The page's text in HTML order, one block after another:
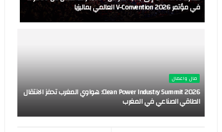
في مؤتمر V-Convention 2026 العالمي بماليزيا
مال واعمال
Clean Power Industry Summit 2026: هواوي المغرب تحفز الانتقال
الطاقي الصناعي في المغرب